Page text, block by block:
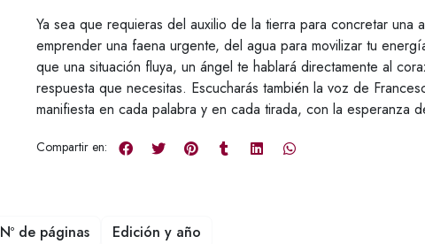
Ya sea que requieras del auxilio de la tierra para concretar una
emprender una faena urgente, del agua para movilizar tu
que una situación fluya, un ángel te hablará directamente al
respuesta que necesitas. Escucharás también la voz de
manifiesta en cada palabra y en cada tirada, con la esperanza
Compartir en:
Nº de páginas Edición y año